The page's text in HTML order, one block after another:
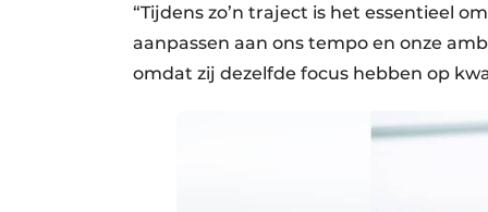
“Tijdens zo’n traject is het essentieel
aanpassen aan ons tempo en onze
omdat zij dezelfde focus hebben op